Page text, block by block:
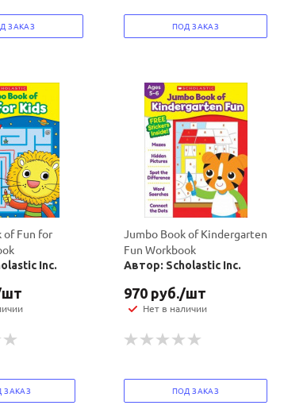
ЗАКАЗ ПОД ЗАКАЗ
of Fun for
Inc.
ЗАКАЗ
Jumbo Book of Kindergarten
Fun Workbook
Автор: Scholastic Inc.
970 руб./шт
Нет в наличии
ПОД ЗАКАЗ